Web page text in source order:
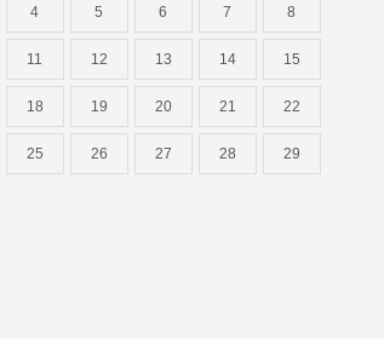
4 5 6 7 8
11 12 13 14 15
18 19 20 21 22
25 26 27 28 29